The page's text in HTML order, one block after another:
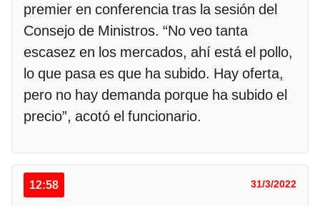
premier en conferencia tras la sesión del
Consejo de Ministros. “No veo tanta
escasez en los mercados, ahí está el pollo,
lo que pasa es que ha subido. Hay oferta,
pero no hay demanda porque ha subido el
precio”, acotó el funcionario.
12:58 31/3/2022